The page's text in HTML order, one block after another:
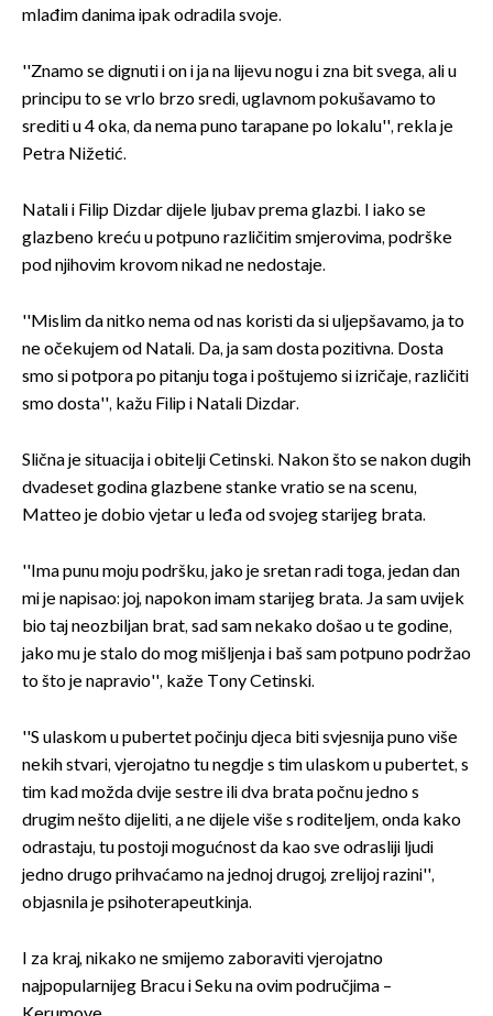
mlađim danima ipak odradila svoje.
''Znamo se dignuti i on i ja na lijevu nogu i zna bit svega, ali u
principu to se vrlo brzo sredi, uglavnom pokušavamo to
srediti u 4 oka, da nema puno tarapane po lokalu'', rekla je
Petra Nižetić.
Natali i Filip Dizdar dijele ljubav prema glazbi. I iako se
glazbeno kreću u potpuno različitim smjerovima, podrške
pod njihovim krovom nikad ne nedostaje.
''Mislim da nitko nema od nas koristi da si uljepšavamo, ja to
ne očekujem od Natali. Da, ja sam dosta pozitivna. Dosta
smo si potpora po pitanju toga i poštujemo si izričaje, različiti
smo dosta'', kažu Filip i Natali Dizdar.
Slična je situacija i obitelji Cetinski. Nakon što se nakon dugih
dvadeset godina glazbene stanke vratio se na scenu,
Matteo je dobio vjetar u leđa od svojeg starijeg brata.
''Ima punu moju podršku, jako je sretan radi toga, jedan dan
mi je napisao: joj, napokon imam starijeg brata. Ja sam uvijek
bio taj neozbiljan brat, sad sam nekako došao u te godine,
jako mu je stalo do mog mišljenja i baš sam potpuno podržao
to što je napravio'', kaže Tony Cetinski.
''S ulaskom u pubertet počinju djeca biti svjesnija puno više
nekih stvari, vjerojatno tu negdje s tim ulaskom u pubertet, s
tim kad možda dvije sestre ili dva brata počnu jedno s
drugim nešto dijeliti, a ne dijele više s roditeljem, onda kako
odrastaju, tu postoji mogućnost da kao sve odrasliji ljudi
jedno drugo prihvaćamo na jednoj drugoj, zrelijoj razini'',
objasnila je psihoterapeutkinja.
I za kraj, nikako ne smijemo zaboraviti vjerojatno
najpopularnijeg Bracu i Seku na ovim područjima –